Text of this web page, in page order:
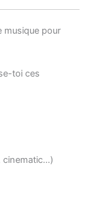
musique pour
toi ces
cinematic…)